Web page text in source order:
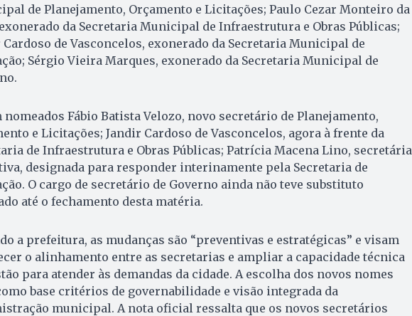
de Planejamento, Orçamento e Licitações; Paulo Cezar Monteiro da
da Secretaria Municipal de Infraestrutura e Obras Públicas;
Cardoso de Vasconcelos, exonerado da Secretaria Municipal de
Sérgio Vieira Marques, exonerado da Secretaria Municipal de
nomeados Fábio Batista Velozo, novo secretário de Planejamento,
e Licitações; Jandir Cardoso de Vasconcelos, agora à frente da
de Infraestrutura e Obras Públicas; Patrícia Macena Lino, secretária
designada para responder interinamente pela Secretaria de
O cargo de secretário de Governo ainda não teve substituto
até o fechamento desta matéria.
a prefeitura, as mudanças são “preventivas e estratégicas” e visam
o alinhamento entre as secretarias e ampliar a capacidade técnica
para atender às demandas da cidade. A escolha dos novos nomes
base critérios de governabilidade e visão integrada da
municipal. A nota oficial ressalta que os novos secretários